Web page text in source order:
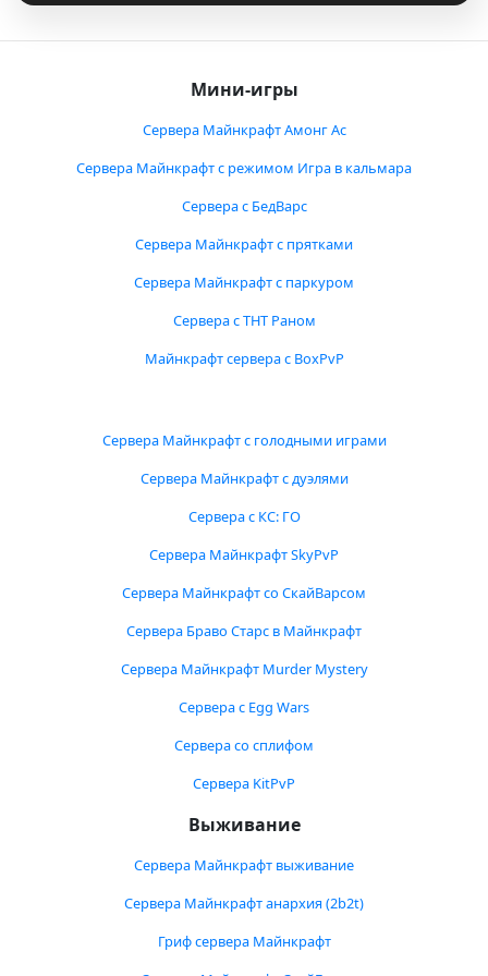
Мини-игры
Сервера Майнкрафт Амонг Ас
Сервера Майнкрафт с режимом Игра в кальмара
Сервера с БедВарс
Сервера Майнкрафт с прятками
Сервера Майнкрафт с паркуром
Сервера с ТНТ Раном
Майнкрафт сервера с BoxPvP
Сервера Майнкрафт с голодными играми
Сервера Майнкрафт с дуэлями
Сервера с КС: ГО
Сервера Майнкрафт SkyPvP
Сервера Майнкрафт со СкайВарсом
Сервера Браво Старс в Майнкрафт
Сервера Майнкрафт Murder Mystery
Сервера с Egg Wars
Сервера со сплифом
Сервера KitPvP
Выживание
Сервера Майнкрафт выживание
Сервера Майнкрафт анархия (2b2t)
Гриф сервера Майнкрафт